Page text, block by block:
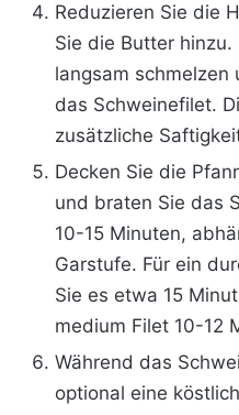
Reduzieren Sie die
Sie die Butter
langsam schmelzen
das Schweinefilet.
zusätzliche
Decken Sie die
und braten Sie das
10-15 Minuten,
Garstufe. Für ein
Sie es etwa 15
medium Filet 10-12
Während das
optional eine